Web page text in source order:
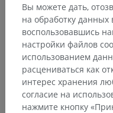
Вы можете дать,
на обработку
воспользовавшись
настройки файлов
использованием
расцениваться как
интерес хранения
согласие на
нажмите кнопку